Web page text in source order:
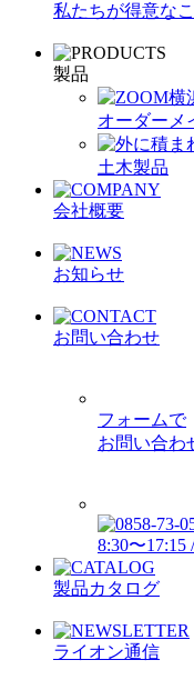
私たちが得意な
製品
オーダーメ
土木製品
会社概要
お知らせ
お問い合わせ
フォームで
お問い合わ
8:30〜17:15
製品カタログ
ライオン通信